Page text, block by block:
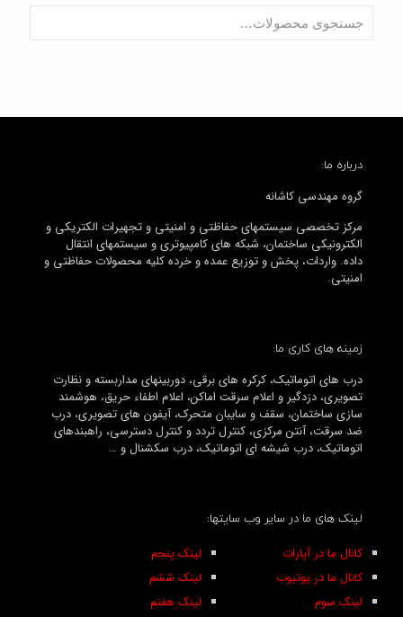
درباره ما:
گروه مهندسی کاشانه
مرکز تخصصی سیستمهای حفاظتی و امنیتی و تجهیرات الکتریکی و
الکترونیکی ساختمان، شبکه های کامپیوتری و سیستمهای انتقال
داده. واردات، پخش و توزیع عمده و خرده کلیه محصولات حفاظتی و
امنیتی.
زمینه های کاری ما:
درب های اتوماتیک، کرکره های برقی، دوربینهای مداربسته و نظارت
تصویری، دزدگیر و اعلام سرقت اماکن، اعلام اطفاء حریق، هوشمند
سازی ساختمان، سقف و سایبان متحرک، آیفون های تصویری، درب
ضد سرقت، آنتن مرکزی، کنترل تردد و کنترل دسترسی، راهبندهای
اتوماتیک، درب شیشه ای اتوماتیک، درب سکشنال و …
لینک های ما در سایر وب سایتها:
لینک پنجم
لینک ششم
لینک هفتم
کانال ما در آپارات
کانال ما در یوتیوب
لینک سوم